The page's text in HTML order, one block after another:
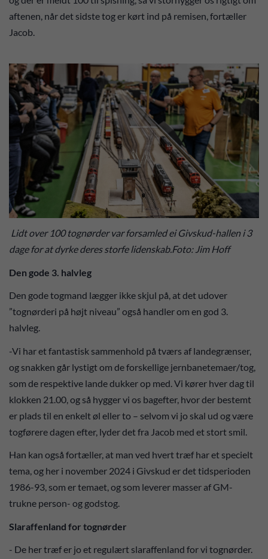
aftenen, når det sidste tog er kørt ind på remisen, fortæller
Jacob.
Lidt over 100 tognørder var forsamled ei Givskud-hallen i 3
dage for at dyrke deres storfe lidenskab.Foto: Jim Hoff
Den gode 3. halvleg
Den gode togmand lægger ikke skjul på, at det udover
”tognørderi på højt niveau” også handler om en god 3.
halvleg.
-Vi har et fantastisk sammenhold på tværs af landegrænser,
og snakken går lystigt om de forskellige jernbanetemaer/tog,
som de respektive lande dukker op med. Vi kører hver dag til
klokken 21.00, og så hygger vi os bagefter, hvor der bestemt
er plads til en enkelt øl eller to – selvom vi jo skal ud og være
togførere dagen efter, lyder det fra Jacob med et stort smil.
Han kan også fortæller, at man ved hvert træf har et specielt
tema, og her i november 2024 i Givskud er det tidsperioden
1986-93, som er temaet, og som leverer masser af GM-
trukne person- og godstog.
Slaraffenland for tognørder
- De her træf er jo et regulært slaraffenland for vi tognørder.